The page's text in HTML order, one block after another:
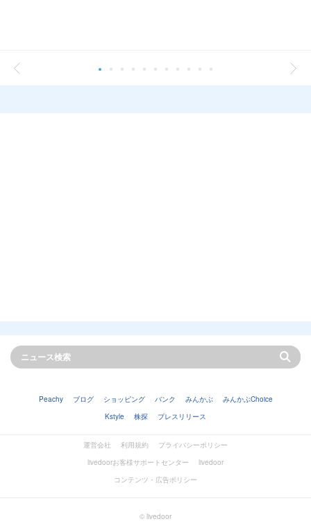
Peachy ブログ ショッピング バンク みんかぶ
みんかぶChoice
Kstyle
株探 プレスリリース
運営会社 利用規約
プライバシーポリシー
livedoorお客様サポートセンター
livedoor
コンテンツ・広告ポリシー
© livedoor